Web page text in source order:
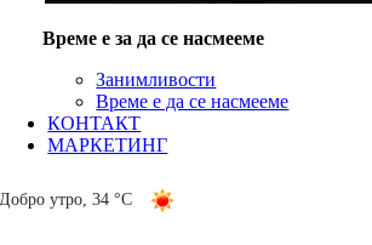
Време е за да се насмееме
Занимливости
Време е да се насмееме
КОНТАКТ
МАРКЕТИНГ
Добро утро,34 °C